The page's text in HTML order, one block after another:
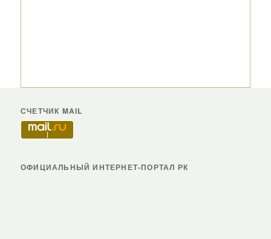
СЧЕТЧИК MAIL
ОФИЦИАЛЬНЫЙ ИНТЕРНЕТ-ПОРТАЛ РК